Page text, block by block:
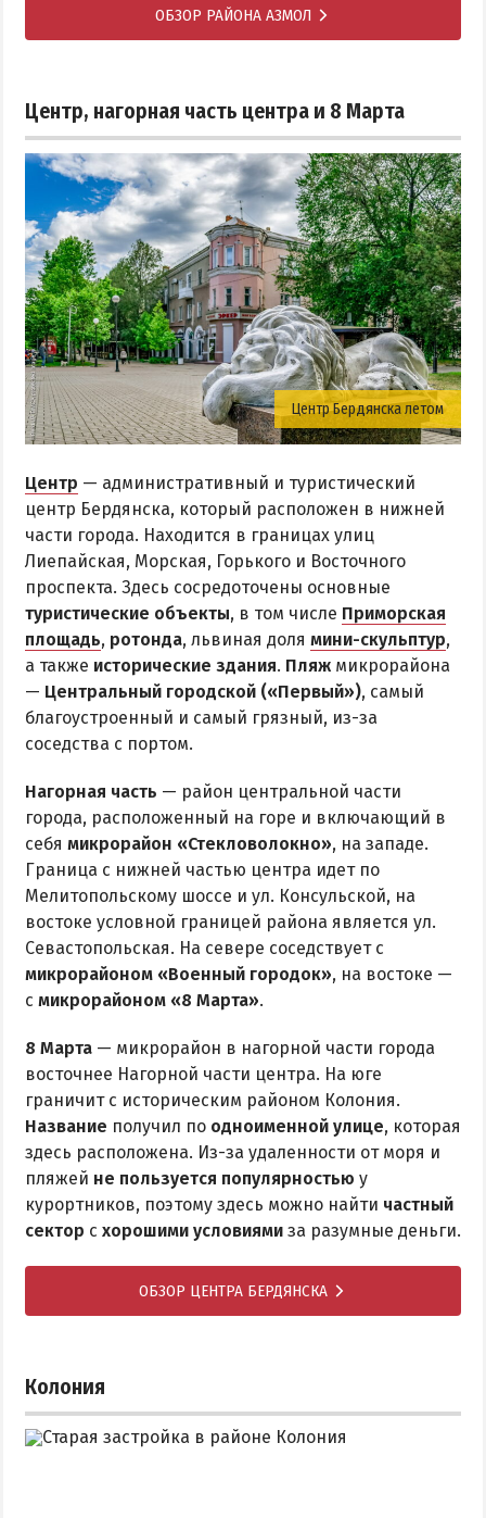
ОБЗОР РАЙОНА АЗМОЛ
Центр, нагорная часть центра и 8 Марта
Центр Бердянска летом
Центр — административный и туристический
центр Бердянска, который расположен в нижней
части города. Находится в границах улиц
Лиепайская, Морская, Горького и Восточного
проспекта. Здесь сосредоточены основные
туристические объекты, в том числе Приморская
площадь, ротонда, львиная доля мини-скульптур,
а также исторические здания. Пляж микрорайона
— Центральный городской («Первый»), самый
благоустроенный и самый грязный, из-за
соседства с портом.
Нагорная часть — район центральной части
города, расположенный на горе и включающий в
себя микрорайон «Стекловолокно», на западе.
Граница с нижней частью центра идет по
Мелитопольскому шоссе и ул. Консульской, на
востоке условной границей района является ул.
Севастопольская. На севере соседствует с
микрорайоном «Военный городок», на востоке —
с микрорайоном «8 Марта».
8 Марта — микрорайон в нагорной части города
восточнее Нагорной части центра. На юге
граничит с историческим районом Колония.
Название получил по одноименной улице, которая
здесь расположена. Из-за удаленности от моря и
пляжей не пользуется популярностью у
курортников, поэтому здесь можно найти частный
сектор с хорошими условиями за разумные деньги.
ОБЗОР ЦЕНТРА БЕРДЯНСКА
Колония